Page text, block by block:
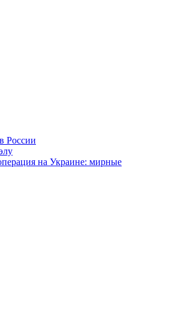
России
на Украине: мирные